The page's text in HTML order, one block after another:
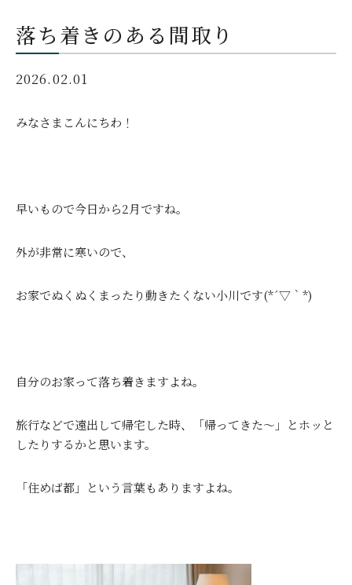
落ち着きのある間取り
2026.02.01
みなさまこんにちわ！
早いもので今日から2月ですね。
外が非常に寒いので、
お家でぬくぬくまったり動きたくない小川です(*´▽｀*)
自分のお家って落ち着きますよね。
旅行などで遠出して帰宅した時、「帰ってきた～」とホッと
したりするかと思います。
「住めば都」という言葉もありますよね。